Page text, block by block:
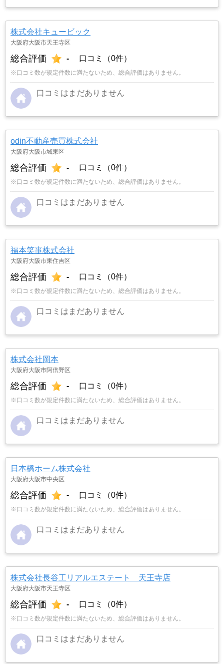
株式会社キュービック
大阪府大阪市天王寺区
総合評価 - 口コミ（0件）
※口コミ数が規定件数に満たないため、総合評価はありません。
口コミはまだありません
odin不動産売買株式会社
大阪府大阪市城東区
総合評価 - 口コミ（0件）
※口コミ数が規定件数に満たないため、総合評価はありません。
口コミはまだありません
福本笑事株式会社
大阪府大阪市東住吉区
総合評価 - 口コミ（0件）
※口コミ数が規定件数に満たないため、総合評価はありません。
口コミはまだありません
株式会社岡本
大阪府大阪市阿倍野区
総合評価 - 口コミ（0件）
※口コミ数が規定件数に満たないため、総合評価はありません。
口コミはまだありません
日本橋ホーム株式会社
大阪府大阪市中央区
総合評価 - 口コミ（0件）
※口コミ数が規定件数に満たないため、総合評価はありません。
口コミはまだありません
株式会社長谷工リアルエステート 天王寺店
大阪府大阪市天王寺区
総合評価 - 口コミ（0件）
※口コミ数が規定件数に満たないため、総合評価はありません。
口コミはまだありません